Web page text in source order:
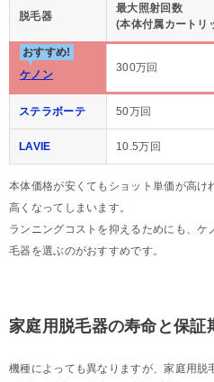
脱毛器
最大照射回数
(本体付属カートリ
おすすめ!
ケノン
300万回
ステラボーテ 50万回
LAVIE 10.5万回
本体価格が安くてもショット単価が高け
高くなってしまいます。
ランニングコストを抑えるためにも、
毛器を選ぶのがおすすめです。
家庭用脱毛器の寿命と保証
機種によっても異なりますが、家庭用脱